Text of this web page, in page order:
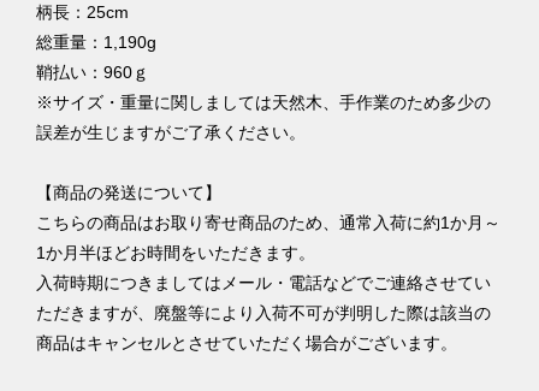
柄長：25cm
総重量：1,190g
鞘払い：960ｇ
※サイズ・重量に関しましては天然木、手作業のため多少の
誤差が生じますがご了承ください。
【商品の発送について】
こちらの商品はお取り寄せ商品のため、通常入荷に約1か月～
1か月半ほどお時間をいただきます。
入荷時期につきましてはメール・電話などでご連絡させてい
ただきますが、廃盤等により入荷不可が判明した際は該当の
商品はキャンセルとさせていただく場合がございます。